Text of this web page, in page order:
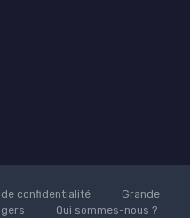
de confidentialité
Grande
Qui sommes-nous ?